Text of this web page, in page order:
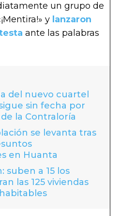
un grupo de
y lanzaron
ante las palabras
del nuevo cuartel
sin fecha por
la Contraloría
se levanta tras
en Huanta
suben a 15 los
las 125 viviendas